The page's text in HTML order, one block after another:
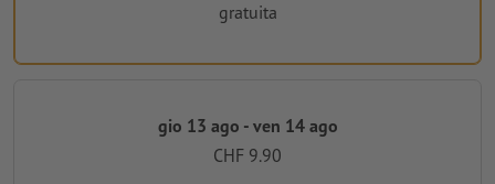
gratuita
gio 13 ago - ven 14 ago
CHF 9.90